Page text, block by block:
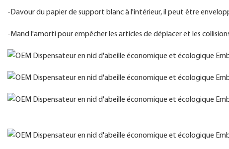
-Davour du papier de support blanc à l'intérieur, il peut être
-Mand l'amorti pour empêcher les articles de déplacer et les